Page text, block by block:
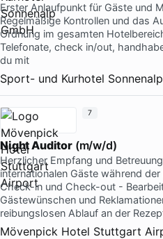
Erster Anlaufpunkt für Gäste und
Regelmäßige Kontrollen und das
Ordnung im gesamten
Telefonate, check in/out,
du mit
Sport- und Kurhotel
Night Auditor(m/w/d)
Herzlicher Empfang und
internationalen Gäste während
Check-in und Check-out -
Gästewünschen und
reibungslosen Ablauf an der
Mövenpick Hotel Stuttgart
7